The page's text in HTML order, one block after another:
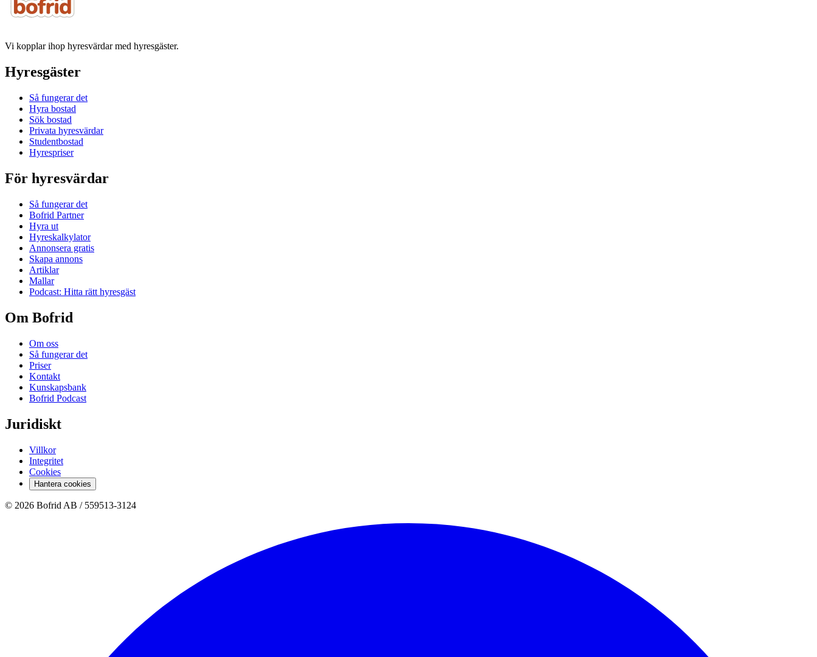
Vi kopplar ihop hyresvärdar med hyresgäster.
Hyresgäster
Så fungerar det
Hyra bostad
Sök bostad
Privata hyresvärdar
Studentbostad
Hyrespriser
För hyresvärdar
Så fungerar det
Bofrid Partner
Hyra ut
Hyreskalkylator
Annonsera gratis
Skapa annons
Artiklar
Mallar
Podcast: Hitta rätt hyresgäst
Om Bofrid
Om oss
Så fungerar det
Priser
Kontakt
Kunskapsbank
Bofrid Podcast
Juridiskt
Villkor
Integritet
Cookies
Hantera cookies
© 2026 Bofrid AB / 559513-3124